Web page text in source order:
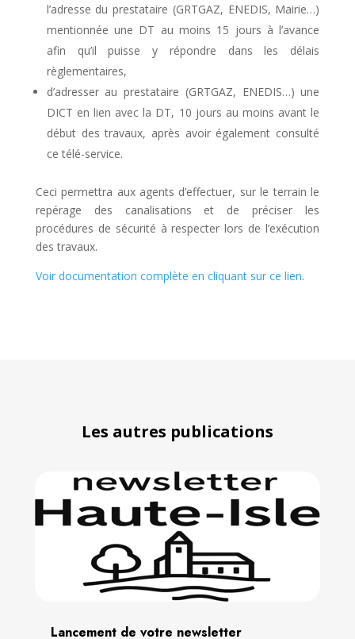
l’adresse du prestataire (GRTGAZ, ENEDIS, Mairie…)
mentionnée une DT au moins 15 jours à l’avance
afin qu’il puisse y répondre dans les délais
règlementaires,
d’adresser au prestataire (GRTGAZ, ENEDIS…) une
DICT en lien avec la DT, 10 jours au moins avant le
début des travaux, après avoir également consulté
ce télé-service.
Ceci permettra aux agents d’effectuer, sur le terrain le
repérage des canalisations et de préciser les
procédures de sécurité à respecter lors de l’exécution
des travaux.
Voir documentation complète en cliquant sur ce lien.
Les autres publications
Lancement de votre newsletter